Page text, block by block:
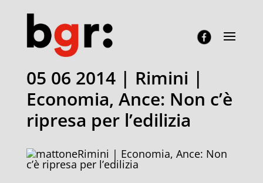
05 06 2014 | Rimini |
Economia, Ance: Non c’è
ripresa per l’edilizia
Rimini | Economia, Ance: Non
c’è ripresa per l’edilizia